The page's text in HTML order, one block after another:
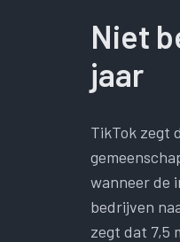
Niet
jaar
TikTok zegt
wanneer de
bedrijven
zegt dat 7,5